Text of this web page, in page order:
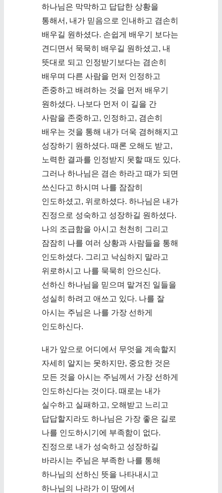
하나님은 막막하고 답답한 상황을
통해서, 내가 믿음으로 인내하고 겸손히
배우길 원하셨다. 손쉽게 배우기 보다는
견디면서 묵묵히 배우길 원하셨고, 내
뜻대로 되고 인정받기보다는 겸손히
배우며 다른 사람을 먼저 인정하고
존중하고 배려하는 것을 먼저 배우기
원하셨다. 나보다 먼저 이 길을 간
사람을 존중하고, 인정하고, 겸손히
배우는 것을 통해 내가 더욱 겸허해지고
성장하기 원하셨다. 때론 오해도 받고,
노력한 결과를 인정받지 못할 때도 있다.
그러나 하나님은 겸손 하라고 때가 되면
쓰신다고 하시며 나를 잠잠히
인도하셨고, 위로하셨다. 하나님은 내가
진정으로 성숙하고 성장하길 원하셨다.
나의 조급함을 아시고 천천히 그리고
잠잠히 나를 여러 상황과 사람들을 통해
인도하셨다. 그리고 낙심하지 말라고
위로하시고 나를 묵묵히 안으신다.
선하신 하나님을 믿으며 맡겨진 일들을
성실히 하려고 애쓰고 있다. 나를 잘
아시는 주님은 나를 가장 선하게
인도하신다.
내가 앞으로 어디에서 무엇을 계속할지
자세히 알지는 못하지만, 중요한 것은
모든 것을 아시는 주님께서 가장 선하게
인도하신다는 것이다. 때로는 내가
실수하고 실패하고, 오해받고 느리고
답답할지라도 하나님은 가장 좋은 길로
나를 인도하시기에 부족함이 없다.
진정으로 내가 성숙하고 성장하길
바라시는 주님은 부족한 나를 통해
하나님의 선하신 뜻을 나타내시고
하나님의 나라가 이 땅에서